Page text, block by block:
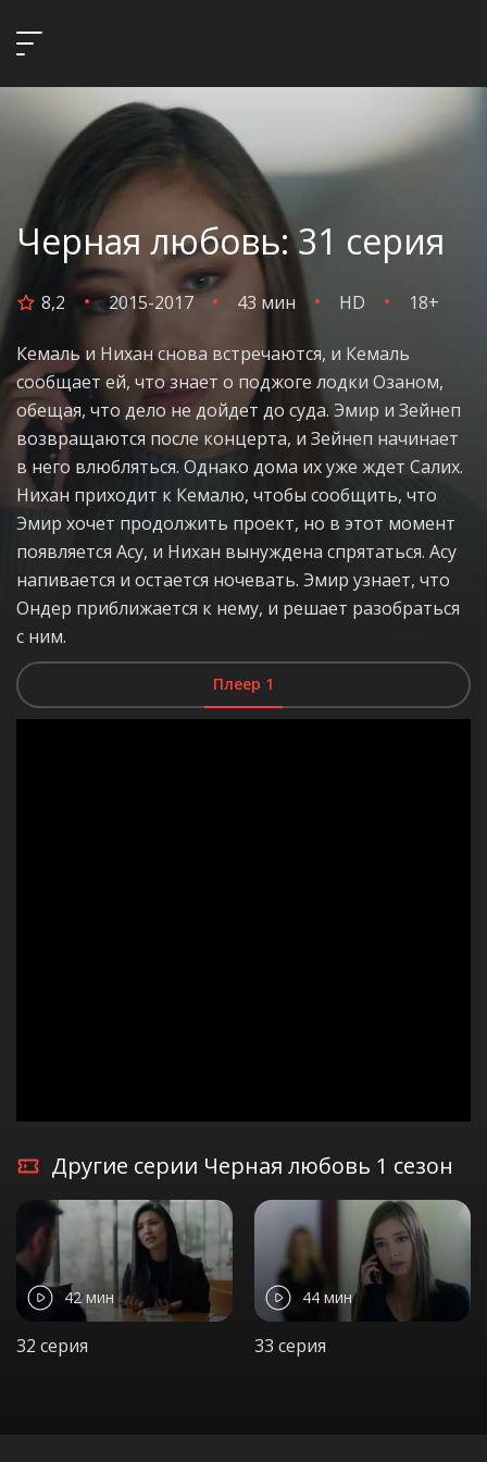
Черная любовь: 31 серия
8,2 2015-2017 43 мин HD 18+
Кемаль и Нихан снова встречаются, и Кемаль
сообщает ей, что знает о поджоге лодки Озаном,
обещая, что дело не дойдет до суда. Эмир и Зейнеп
возвращаются после концерта, и Зейнеп начинает
в него влюбляться. Однако дома их уже ждет Салих.
Нихан приходит к Кемалю, чтобы сообщить, что
Эмир хочет продолжить проект, но в этот момент
появляется Асу, и Нихан вынуждена спрятаться. Асу
напивается и остается ночевать. Эмир узнает, что
Ондер приближается к нему, и решает разобраться
с ним.
Плеер 1
Другие серии Черная любовь 1 сезон
42 мин
32 серия
44 мин
33 серия